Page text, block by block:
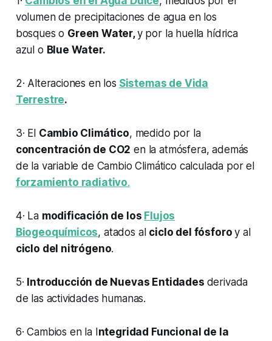
volumen de precipitaciones de agua en los
bosques o Green Water,y por la huella hídrica
azul o Blue Water.
2· Alteraciones en los Sistemas de Vida
Terrestre.
3· El Cambio Climático, medido por la
concentración de CO2 en la atmósfera, además
de la variable de Cambio Climático calculada por el
forzamiento radiativo.
4· La modificación de los Flujos
Biogeoquímicos, atados al ciclo del fósforoy al
ciclo del nitrógeno.
5· Introducción de Nuevas Entidades derivada
de las actividades humanas.
6· Cambios en la Integridad Funcional de la